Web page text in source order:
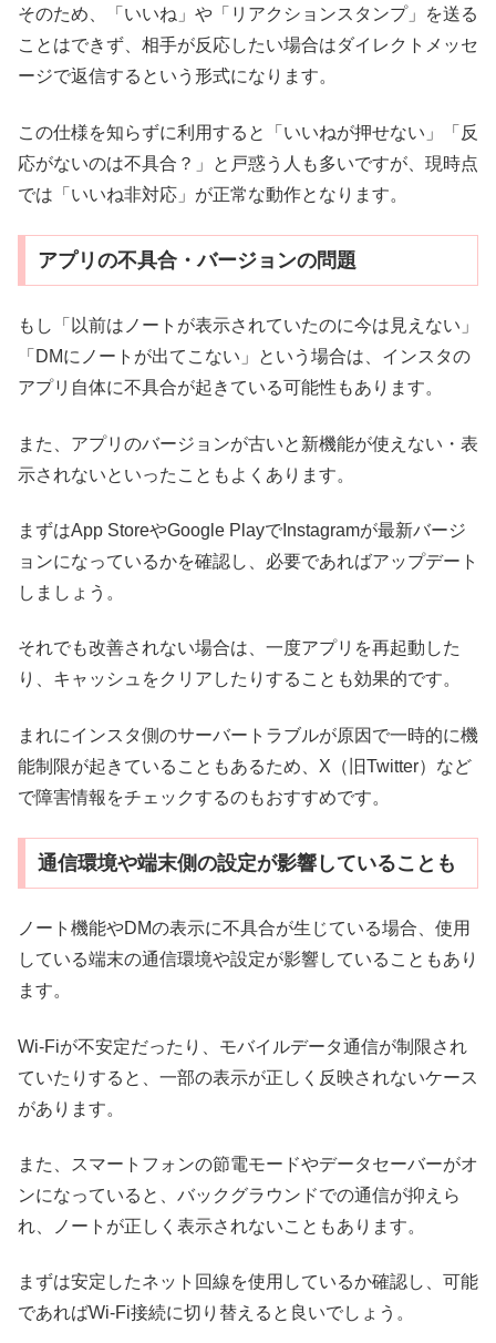
そのため、「いいね」や「リアクションスタンプ」を送る
ことはできず、相手が反応したい場合はダイレクトメッセ
ージで返信するという形式になります。
この仕様を知らずに利用すると「いいねが押せない」「反
応がないのは不具合？」と戸惑う人も多いですが、現時点
では「いいね非対応」が正常な動作となります。
アプリの不具合・バージョンの問題
もし「以前はノートが表示されていたのに今は見えない」
「DMにノートが出てこない」という場合は、インスタの
アプリ自体に不具合が起きている可能性もあります。
また、アプリのバージョンが古いと新機能が使えない・表
示されないといったこともよくあります。
まずはApp StoreやGoogle PlayでInstagramが最新バージ
ョンになっているかを確認し、必要であればアップデート
しましょう。
それでも改善されない場合は、一度アプリを再起動した
り、キャッシュをクリアしたりすることも効果的です。
まれにインスタ側のサーバートラブルが原因で一時的に機
能制限が起きていることもあるため、X（旧Twitter）など
で障害情報をチェックするのもおすすめです。
通信環境や端末側の設定が影響していることも
ノート機能やDMの表示に不具合が生じている場合、使用
している端末の通信環境や設定が影響していることもあり
ます。
Wi-Fiが不安定だったり、モバイルデータ通信が制限され
ていたりすると、一部の表示が正しく反映されないケース
があります。
また、スマートフォンの節電モードやデータセーバーがオ
ンになっていると、バックグラウンドでの通信が抑えら
れ、ノートが正しく表示されないこともあります。
まずは安定したネット回線を使用しているか確認し、可能
であればWi-Fi接続に切り替えると良いでしょう。